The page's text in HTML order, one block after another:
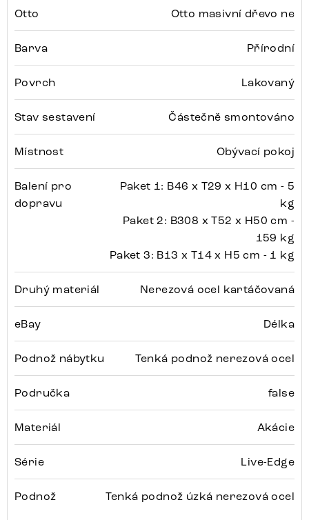
Otto Otto masivní dřevo ne
Barva Přírodní
Povrch Lakovaný
Stav sestavení Částečně smontováno
Místnost Obývací pokoj
Balení pro
dopravu
Paket 1: B46 x T29 x H10 cm - 5
kg
Paket 2: B308 x T52 x H50 cm -
159 kg
Paket 3: B13 x T14 x H5 cm - 1 kg
Druhý materiál Nerezová ocel kartáčovaná
eBay Délka
Podnož nábytku Tenká podnož nerezová ocel
Područka false
Materiál Akácie
Série Live-Edge
Podnož Tenká podnož úzká nerezová ocel